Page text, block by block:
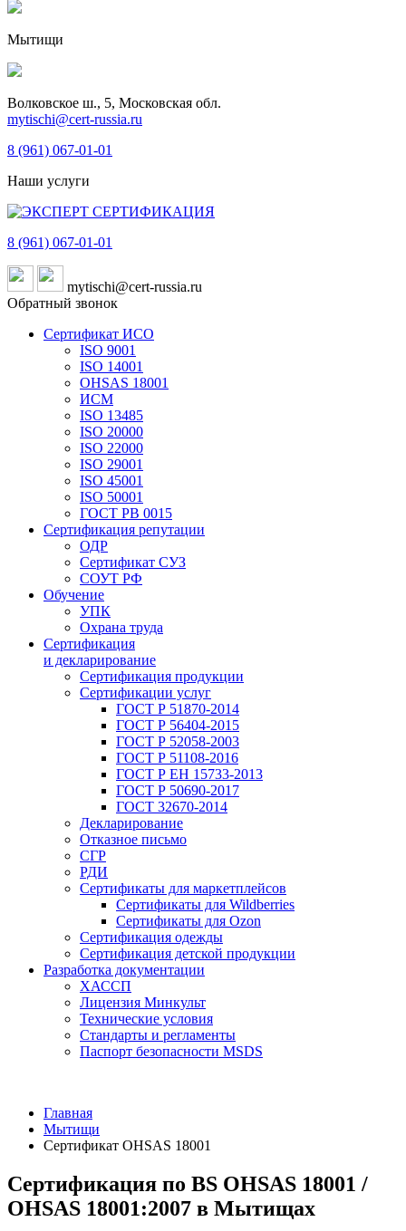
Мытищи
Волковское ш., 5, Московская обл.
mytischi@cert-russia.ru
8 (961) 067-01-01
Наши услуги
8 (961) 067-01-01
mytischi@cert-russia.ru
Обратный звонок
Сертификат ИСО
ISO 9001
ISO 14001
OHSAS 18001
ИСМ
ISO 13485
ISO 20000
ISO 22000
ISO 29001
ISO 45001
ISO 50001
ГОСТ РВ 0015
Сертификация репутации
ОДР
Сертификат СУЗ
СОУТ РФ
Обучение
УПК
Охрана труда
Сертификация
и декларирование
Сертификация продукции
Сертификации услуг
ГОСТ Р 51870-2014
ГОСТ Р 56404-2015
ГОСТ Р 52058-2003
ГОСТ Р 51108-2016
ГОСТ Р ЕН 15733-2013
ГОСТ Р 50690-2017
ГОСТ 32670-2014
Декларирование
Отказное письмо
СГР
РДИ
Сертификаты для маркетплейсов
Сертификаты для Wildberries
Сертификаты для Ozon
Сертификация одежды
Сертификация детской продукции
Разработка документации
ХАССП
Лицензия Минкульт
Технические условия
Стандарты и регламенты
Паспорт безопасности MSDS
Главная
Мытищи
Сертификат OHSAS 18001
Сертификация по BS OHSAS 18001 /
OHSAS 18001:2007 в Мытищах